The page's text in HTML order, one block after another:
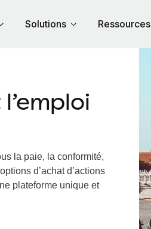
Solutions Ressources
la paie, la conformité,
d’achat d’actions
plateforme unique et